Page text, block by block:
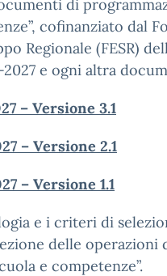
di
cofinanziato dal
Regionale (FESR)
e ogni altra
– Versione 3.1
– Versione 2.1
– Versione 1.1
e i criteri di
delle operazioni
e competenze”.